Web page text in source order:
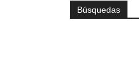
Búsquedas